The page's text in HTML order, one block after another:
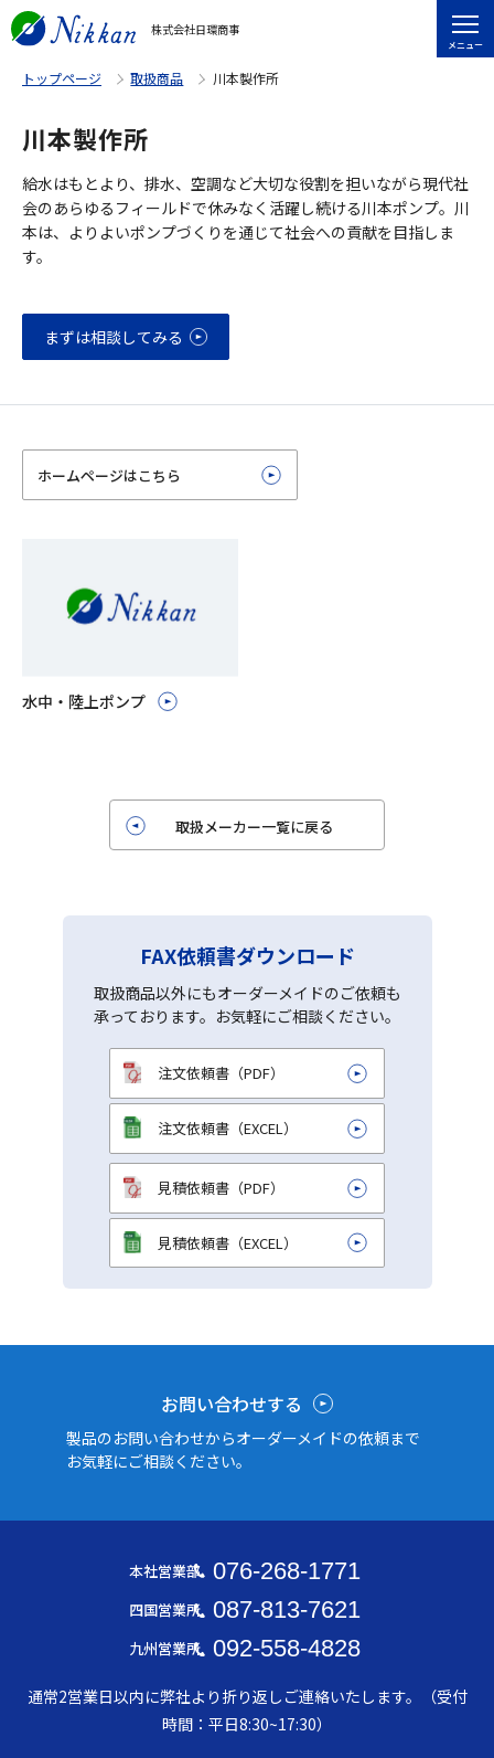
株式会社日環商事
メニュー
トップページ 取扱商品 川本製作所
川本製作所
給水はもとより、排水、空調など大切な役割を担いながら現代社
会のあらゆるフィールドで休みなく活躍し続ける川本ポンプ。川
本は、よりよいポンプづくりを通じて社会への貢献を目指しま
す。
まずは相談してみる
ホームページはこちら
水中・陸上ポンプ
取扱メーカー一覧に戻る
FAX依頼書ダウンロード
取扱商品以外にもオーダーメイドのご依頼も
承っております。お気軽にご相談ください。
注文依頼書（PDF）
注文依頼書（EXCEL）
見積依頼書（PDF）
見積依頼書（EXCEL）
お問い合わせする
製品のお問い合わせからオーダーメイドの依頼まで
お気軽にご相談ください。
本社営業部 076-268-1771
四国営業所 087-813-7621
九州営業所 092-558-4828
通常2営業日以内に弊社より折り返しご連絡いたします。（受付
時間：平日8:30~17:30）